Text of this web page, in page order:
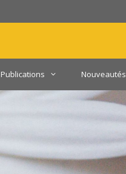
Publications Nouveautés